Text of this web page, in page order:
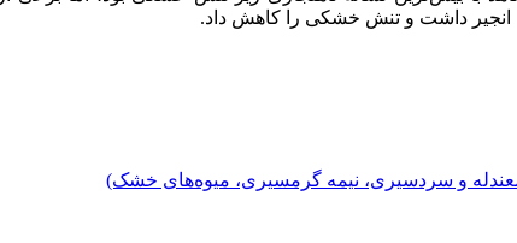
و سردسیری، نیمه گرمسیری، میوه‌های خشک)